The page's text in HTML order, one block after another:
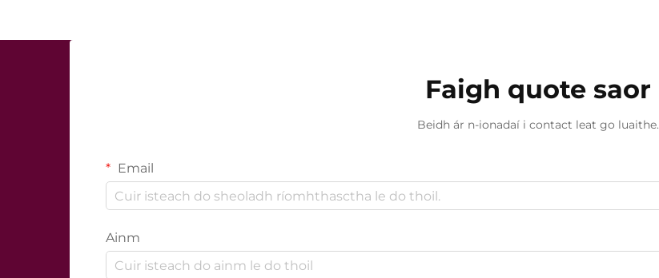
Faigh quote saor
Beidh ár n-ionadaí i contact leat go luaithe.
Email
Ainm